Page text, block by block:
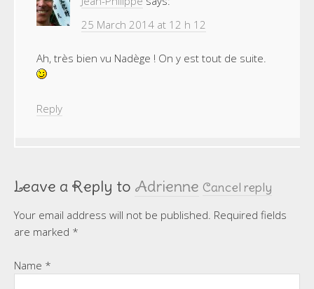
25 March 2014 at 12 h 12
Ah, très bien vu Nadège ! On y est tout de suite.
Reply
Leave a Reply to Adrienne Cancel reply
Your email address will not be published. Required fields
are marked *
Name *